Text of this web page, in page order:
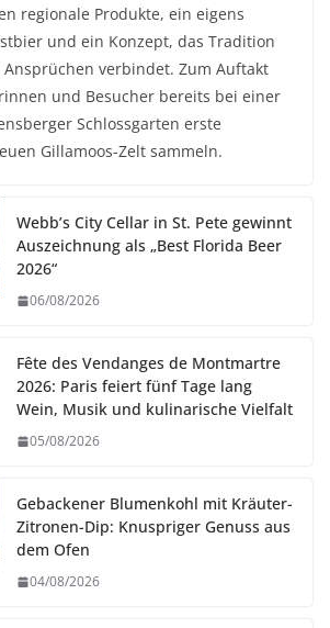
regionale Produkte, ein eigens
und ein Konzept, das Tradition
verbindet. Zum Auftakt
und Besucher bereits bei einer
Schlossgarten erste
Gillamoos-Zelt sammeln.
Webb’s City Cellar in St. Pete gewinnt
Auszeichnung als „Best Florida Beer
2026“
06/08/2026
Fête des Vendanges de Montmartre
2026: Paris feiert fünf Tage lang
Wein, Musik und kulinarische Vielfalt
05/08/2026
Gebackener Blumenkohl mit Kräuter-
Zitronen-Dip: Knuspriger Genuss aus
dem Ofen
04/08/2026